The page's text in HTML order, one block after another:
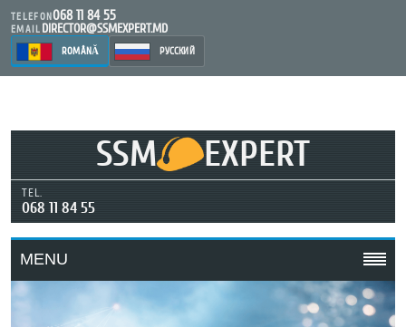
TELEFON068 11 84 55
EMAIL DIRECTOR@SSMEXPERT.MD
ROMÂNĂ РУССКИЙ
SSM EXPERT
TEL.
068 11 84 55
MENU